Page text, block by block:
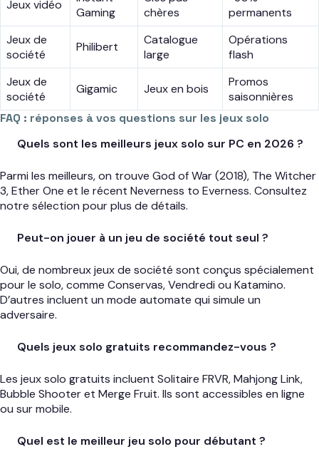
Jeux vidéo
Gaming
chères
permanents
Jeux de
société
Philibert
Catalogue
large
Opérations
flash
Jeux de
société
Gigamic Jeux en bois
Promos
saisonnières
FAQ : réponses à vos questions sur les jeux solo
Quels sont les meilleurs jeux solo sur PC en 2026 ?
Parmi les meilleurs, on trouve God of War (2018), The Witcher
3, Ether One et le récent Neverness to Everness. Consultez
notre sélection pour plus de détails.
Peut-on jouer à un jeu de société tout seul ?
Oui, de nombreux jeux de société sont conçus spécialement
pour le solo, comme Conservas, Vendredi ou Katamino.
D’autres incluent un mode automate qui simule un
adversaire.
Quels jeux solo gratuits recommandez-vous ?
Les jeux solo gratuits incluent Solitaire FRVR, Mahjong Link,
Bubble Shooter et Merge Fruit. Ils sont accessibles en ligne
ou sur mobile.
Quel est le meilleur jeu solo pour débutant ?